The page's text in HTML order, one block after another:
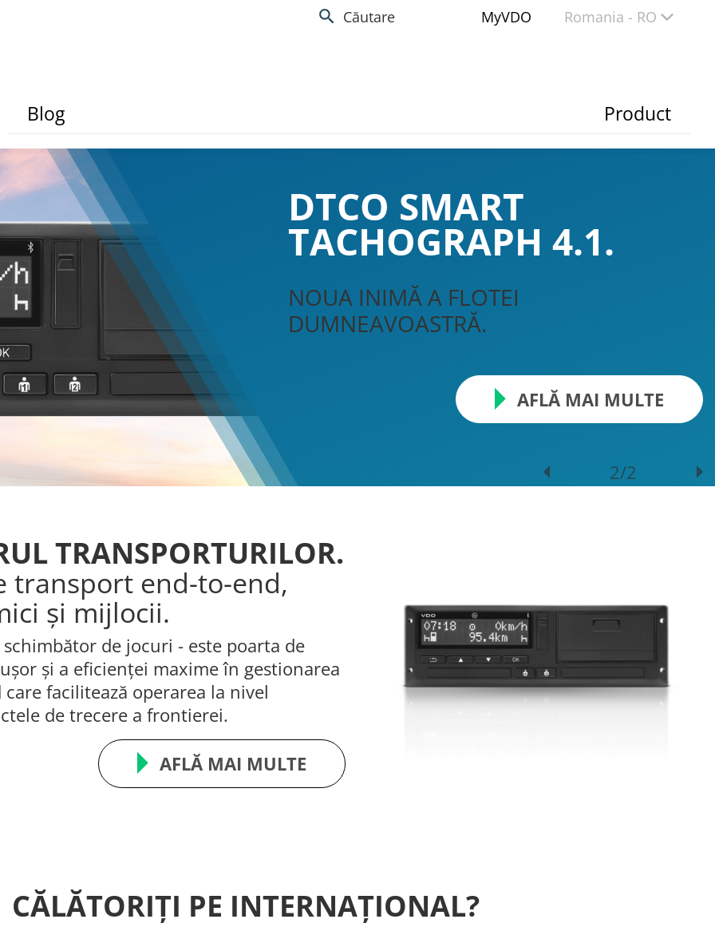
Căutare MyVDO Romania - RO
Blog Product
PORTALUL
ȘTIRI, ACTUALIZĂRI
DOCUMENTE
MULTE ALTELE
DTCO SMART
TACHOGRAPH 4.1.
NOUA INIMĂ A FLOTEI
DUMNEAVOASTRĂ.
AFLĂ MAI MULTE
2/2
TRANSPORTURILOR.
transport end-to-end,
și mijlocii.
de jocuri - este poarta de
și a eficienței maxime în gestionarea
facilitează operarea la nivel
de trecere a frontierei.
AFLĂ MAI MULTE
CĂLĂTORIȚI PE INTERNAȚIONAL?